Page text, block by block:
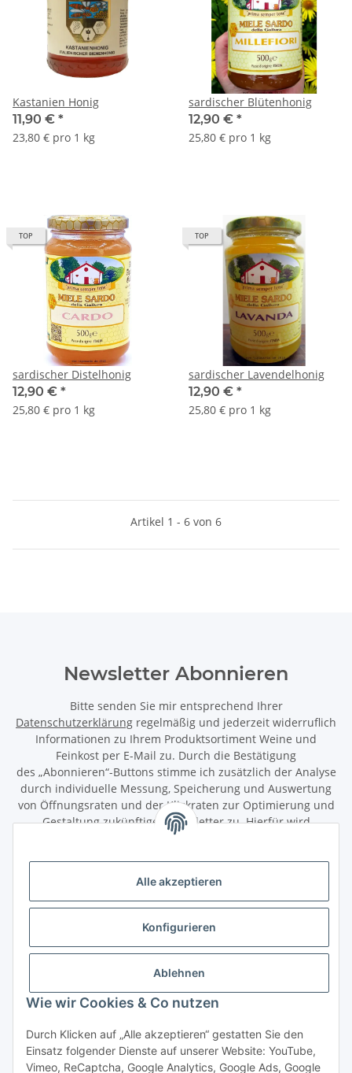
Alle akzeptieren
Konfigurieren
Ablehnen
Wie wir Cookies & Co nutzen
Durch Klicken auf „Alle akzeptieren“ gestatten Sie den
Einsatz folgender Dienste auf unserer Website: YouTube,
Vimeo, ReCaptcha, Google Analytics, Google Ads, Google
Kastanien Honig
11,90 € *
23,80 € pro 1 kg
sardischer Blütenhonig
12,90 € *
25,80 € pro 1 kg
TOP
sardischer Distelhonig
12,90 € *
25,80 € pro 1 kg
TOP
sardischer Lavendelhonig
12,90 € *
25,80 € pro 1 kg
Artikel 1 - 6 von 6
Newsletter Abonnieren
Bitte senden Sie mir entsprechend Ihrer
Datenschutzerklärung regelmäßig und jederzeit widerruflich
Informationen zu Ihrem Produktsortiment Weine und
Feinkost per E-Mail zu. Durch die Bestätigung
des „Abonnieren“-Buttons stimme ich zusätzlich der Analyse
durch individuelle Messung, Speicherung und Auswertung
von Öffnungsraten und der Klickraten zur Optimierung und
Gestaltung zukünftiger Newsletter zu. Hierfür wird
das Nutzungsverhalten in pseudonymisierter Form
Wirkung für die Zukunft über den Link in unserem Newsletter
abbestellen / widerrufen.
Gesetzliche Informationen
Informationen